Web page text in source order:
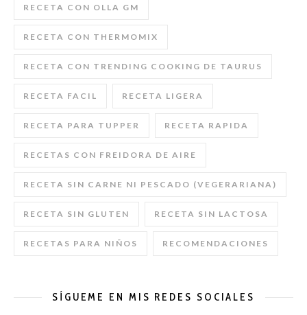
RECETA CON OLLA GM
RECETA CON THERMOMIX
RECETA CON TRENDING COOKING DE TAURUS
RECETA FACIL RECETA LIGERA
RECETA PARA TUPPER RECETA RAPIDA
RECETAS CON FREIDORA DE AIRE
RECETA SIN CARNE NI PESCADO (VEGERARIANA)
RECETA SIN GLUTEN RECETA SIN LACTOSA
RECETAS PARA NIÑOS RECOMENDACIONES
SÍGUEME EN MIS REDES SOCIALES